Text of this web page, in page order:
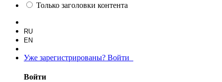
Только заголовки контента
RU
EN
Уже зарегистрированы? Войти
Войти